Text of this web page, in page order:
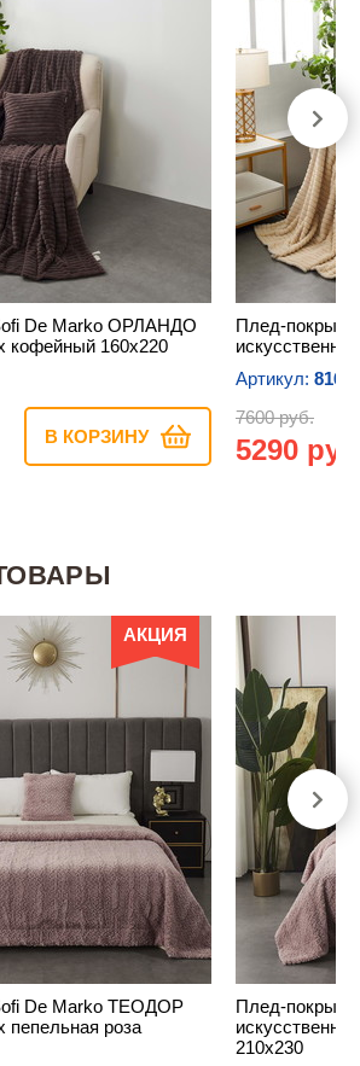
De Marko ОРЛАНДО
кофейный 160х220
В КОРЗИНУ
Плед-
Артикул:
7600 руб.
5290
АКЦИЯ
De Marko ТЕОДОР
пепельная роза
Плед-
210х230